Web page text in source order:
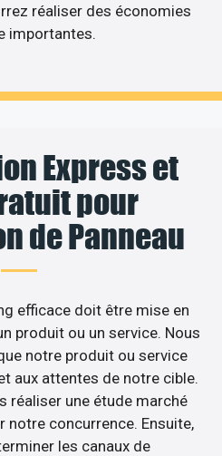
réaliser des économies
importantes.
Express et
pour
de Panneau
efficace doit être mise en
produit ou un service. Nous
notre produit ou service
aux attentes de notre cible.
réaliser une étude marché
notre concurrence. Ensuite,
les canaux de